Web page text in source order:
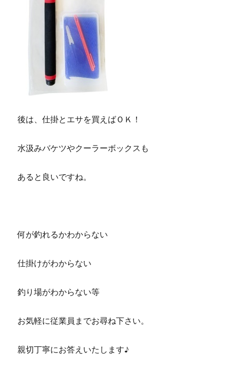
後は、仕掛とエサを買えばＯＫ！
水汲みバケツやクーラーボックスも
あると良いですね。
何が釣れるかわからない
仕掛けがわからない
釣り場がわからない等
お気軽に従業員までお尋ね下さい。
親切丁寧にお答えいたします♪